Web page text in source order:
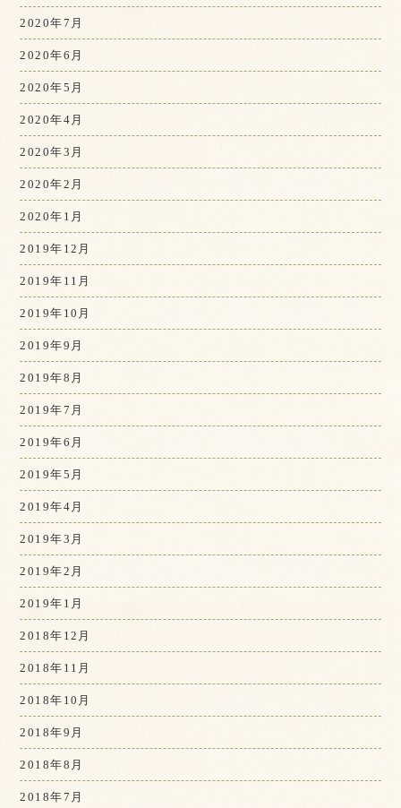
2020年7月
2020年6月
2020年5月
2020年4月
2020年3月
2020年2月
2020年1月
2019年12月
2019年11月
2019年10月
2019年9月
2019年8月
2019年7月
2019年6月
2019年5月
2019年4月
2019年3月
2019年2月
2019年1月
2018年12月
2018年11月
2018年10月
2018年9月
2018年8月
2018年7月